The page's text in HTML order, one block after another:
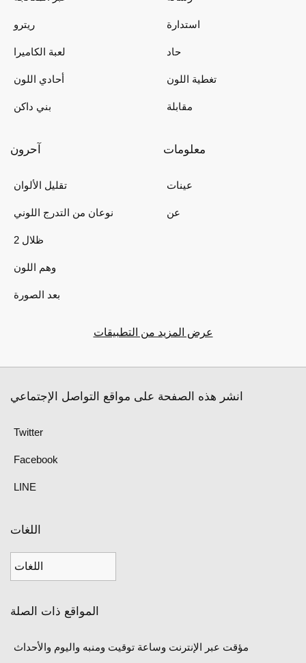
ريترو
لعبة الكاميرا
أحادي اللون
بني داكن
استدارة
حاد
تغطية اللون
مقابلة
آحرون
تقليل الألوان
نوعان من التدرج اللوني
2 ظلال
وهم اللون
بعد الصورة
معلومات
عينات
عن
عرض المزيد من التطبيقات
انشر هذه الصفحة على مواقع التواصل الإجتماعي
Twitter
Facebook
LINE
اللغات
المواقع ذات الصلة
مؤقت عبر الإنترنت وساعة توقيت ومنبه واليوم والأحداث